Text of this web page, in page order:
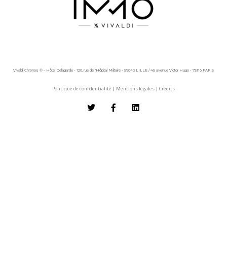
Vivaldi Chronos © - Hôtel Delagarde - 120, rue de l'Hôpital Militaire - 59043 LILLE / 45 avenue Victor Hugo - 75116 PARIS
Politique de confidentialité | Mentions légales | Crédits